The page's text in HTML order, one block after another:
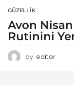
GÜZELLIK
Avon
Rutinini
by editor